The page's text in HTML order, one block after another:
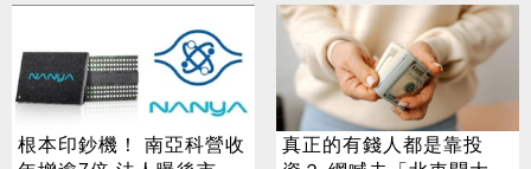
根本印鈔機！ 南亞科營收
真正的有錢人都是靠投